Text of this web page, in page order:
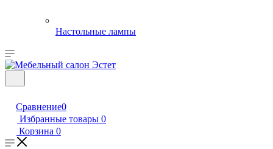
Настольные лампы
Сравнение0
Избранные товары 0
Корзина 0